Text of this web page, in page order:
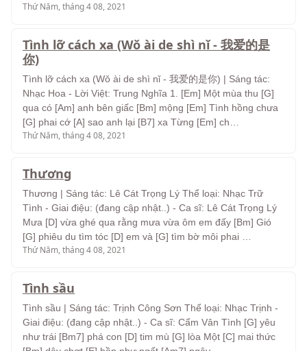
Thứ Năm, tháng 4 08, 2021
Tình lỡ cách xa (Wǒ ài de shì nǐ - 我爱的是
你)
Tình lỡ cách xa (Wǒ ài de shì nǐ - 我爱的是你) | Sáng tác:
Nhạc Hoa - Lời Việt: Trung Nghĩa 1. [Em] Một mùa thu [G]
qua có [Am] anh bên giấc [Bm] mộng [Em] Tình hồng chưa
[G] phai cớ [A] sao anh lại [B7] xa Từng [Em] ch…
Thứ Năm, tháng 4 08, 2021
Thương
Thương | Sáng tác: Lê Cát Trọng Lý Thể loại: Nhạc Trữ
Tình - Giai điệu: (đang cập nhật..) - Ca sĩ: Lê Cát Trọng Lý
Mưa [D] vừa ghé qua rằng mưa vừa ôm em đấy [Bm] Gió
[G] phiêu du tìm tóc [D] em và [G] tìm bờ môi phai …
Thứ Năm, tháng 4 08, 2021
Tình sầu
Tình sầu | Sáng tác: Trịnh Công Sơn Thể loại: Nhạc Trịnh -
Giai điệu: (đang cập nhật..) - Ca sĩ: Cẩm Vân Tình [G] yêu
như trái [Bm7] phá con [D] tim mù [G] lòa Một [C] mai thức